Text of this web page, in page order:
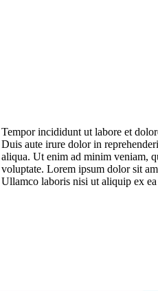
Tempor incididunt ut labore et
Duis aute irure dolor in
aliqua. Ut enim ad minim veniam,
voluptate. Lorem ipsum dolor sit
Ullamco laboris nisi ut aliquip ex